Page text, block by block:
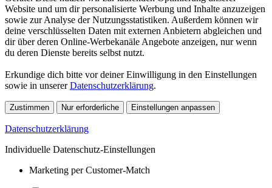
Website und um dir personalisierte Werbung und Inhalte anzuzeigen
sowie zur Analyse der Nutzungsstatistiken. Außerdem können wir
deine verschlüsselten Daten mit externen Anbietern abgleichen und
dir über deren Online-Werbekanäle Angebote anzeigen, nur wenn
du deren Dienste bereits selbst nutzt.
Erkundige dich bitte vor deiner Einwilligung in den Einstellungen
sowie in unsererDatenschutzerklärung.
Zustimmen Nur erforderliche Einstellungen anpassen
Datenschutzerklärung
Individuelle Datenschutz-Einstellungen
Marketing per Customer-Match